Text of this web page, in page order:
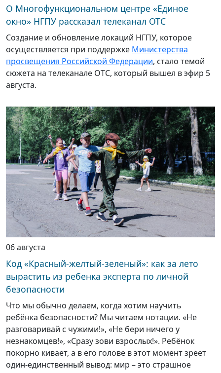
О Многофункциональном центре «Единое
окно» НГПУ рассказал телеканал ОТС
Создание и обновление локаций НГПУ, которое
осуществляется при поддержке Министерства
просвещения Российской Федерации, стало темой
сюжета на телеканале ОТС, который вышел в эфир 5
августа.
06 августа
Код «Красный-желтый-зеленый»: как за лето
вырастить из ребенка эксперта по личной
безопасности
Что мы обычно делаем, когда хотим научить
ребёнка безопасности? Мы читаем нотации. «Не
разговаривай с чужими!», «Не бери ничего у
незнакомцев!», «Сразу зови взрослых!». Ребёнок
покорно кивает, а в его голове в этот момент зреет
один-единственный вывод: мир – это страшное